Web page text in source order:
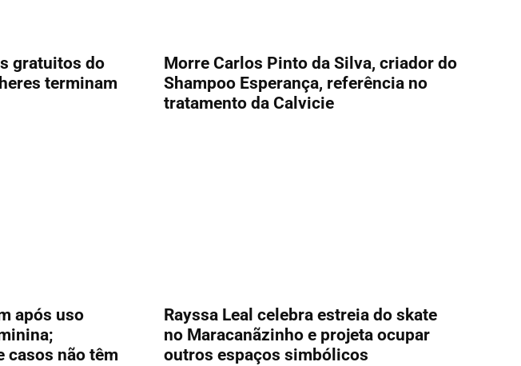
gratuitos do
terminam
Morre Carlos Pinto da Silva, criador do
Shampoo Esperança, referência no
tratamento da Calvicie
após uso
casos não têm
Rayssa Leal celebra estreia do skate
no Maracanãzinho e projeta ocupar
outros espaços simbólicos